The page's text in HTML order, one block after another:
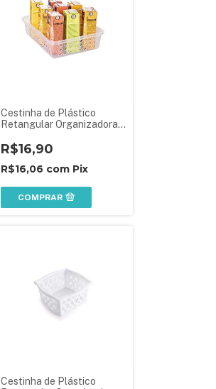
Cestinha de Plástico
Retangular Organizadora
R$16,90
R$16,06 com Pix
COMPRAR
Cestinha de Plástico